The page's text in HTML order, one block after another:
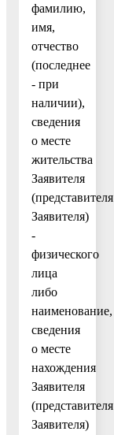
фамилию,
имя,
отчество
(последнее
- при
наличии),
сведения
о месте
жительства
Заявителя
(представителя
Заявителя)
-
физического
лица
либо
наименование,
сведения
о месте
нахождения
Заявителя
(представителя
Заявителя)